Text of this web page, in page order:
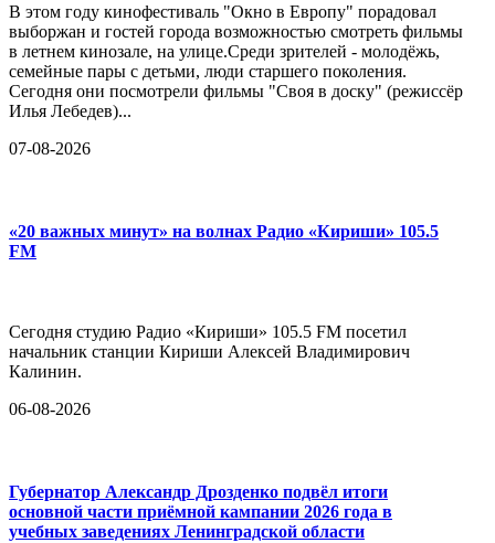
В этом году кинофестиваль "Окно в Европу" порадовал
выборжан и гостей города возможностью смотреть фильмы
в летнем кинозале, на улице.Среди зрителей - молодёжь,
семейные пары с детьми, люди старшего поколения.
Сегодня они посмотрели фильмы "Своя в доску" (режиссёр
Илья Лебедев)...
07-08-2026
«20 важных минут» на волнах Радио «Кириши» 105.5
FM
Сегодня студию Радио «Кириши» 105.5 FM посетил
начальник станции Кириши Алексей Владимирович
Калинин.
06-08-2026
Губернатор Александр Дрозденко подвёл итоги
основной части приёмной кампании 2026 года в
учебных заведениях Ленинградской области